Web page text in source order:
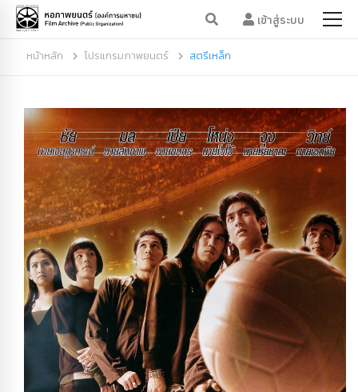
เข้าสู่ระบบ
หน้าหลัก โปรแกรมภาพยนตร์ สตรีเหล็ก